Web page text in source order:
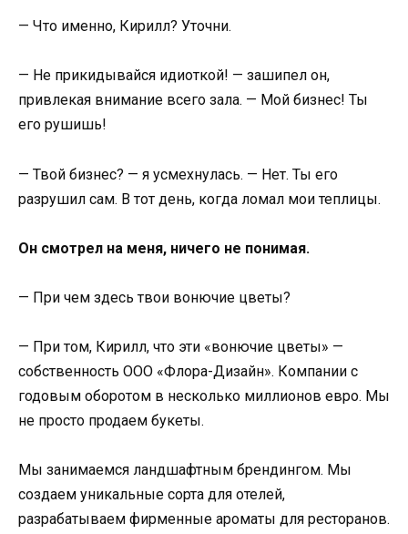
— Что именно, Кирилл? Уточни.
— Не прикидывайся идиоткой! — зашипел он,
привлекая внимание всего зала. — Мой бизнес! Ты
его рушишь!
— Твой бизнес? — я усмехнулась. — Нет. Ты его
разрушил сам. В тот день, когда ломал мои теплицы.
Он смотрел на меня, ничего не понимая.
— При чем здесь твои вонючие цветы?
— При том, Кирилл, что эти «вонючие цветы» —
собственность ООО «Флора-Дизайн». Компании с
годовым оборотом в несколько миллионов евро. Мы
не просто продаем букеты.
Мы занимаемся ландшафтным брендингом. Мы
создаем уникальные сорта для отелей,
разрабатываем фирменные ароматы для ресторанов.